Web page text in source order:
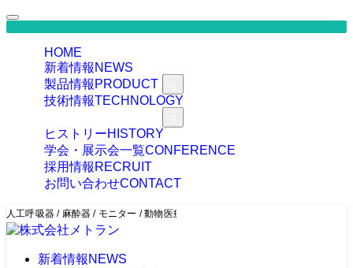
HOME
新着情報 NEWS
製品情報 PRODUCT
技術情報TECHNOLOGY
ヒストリーHISTORY
学会・展示会一覧CONFERENCE
採用情報 RECRUIT
お問い合わせCONTACT
人工呼吸器 / 麻酔器 / モニター / 動物医療関連機器の製造・販売
新着情報 NEWS